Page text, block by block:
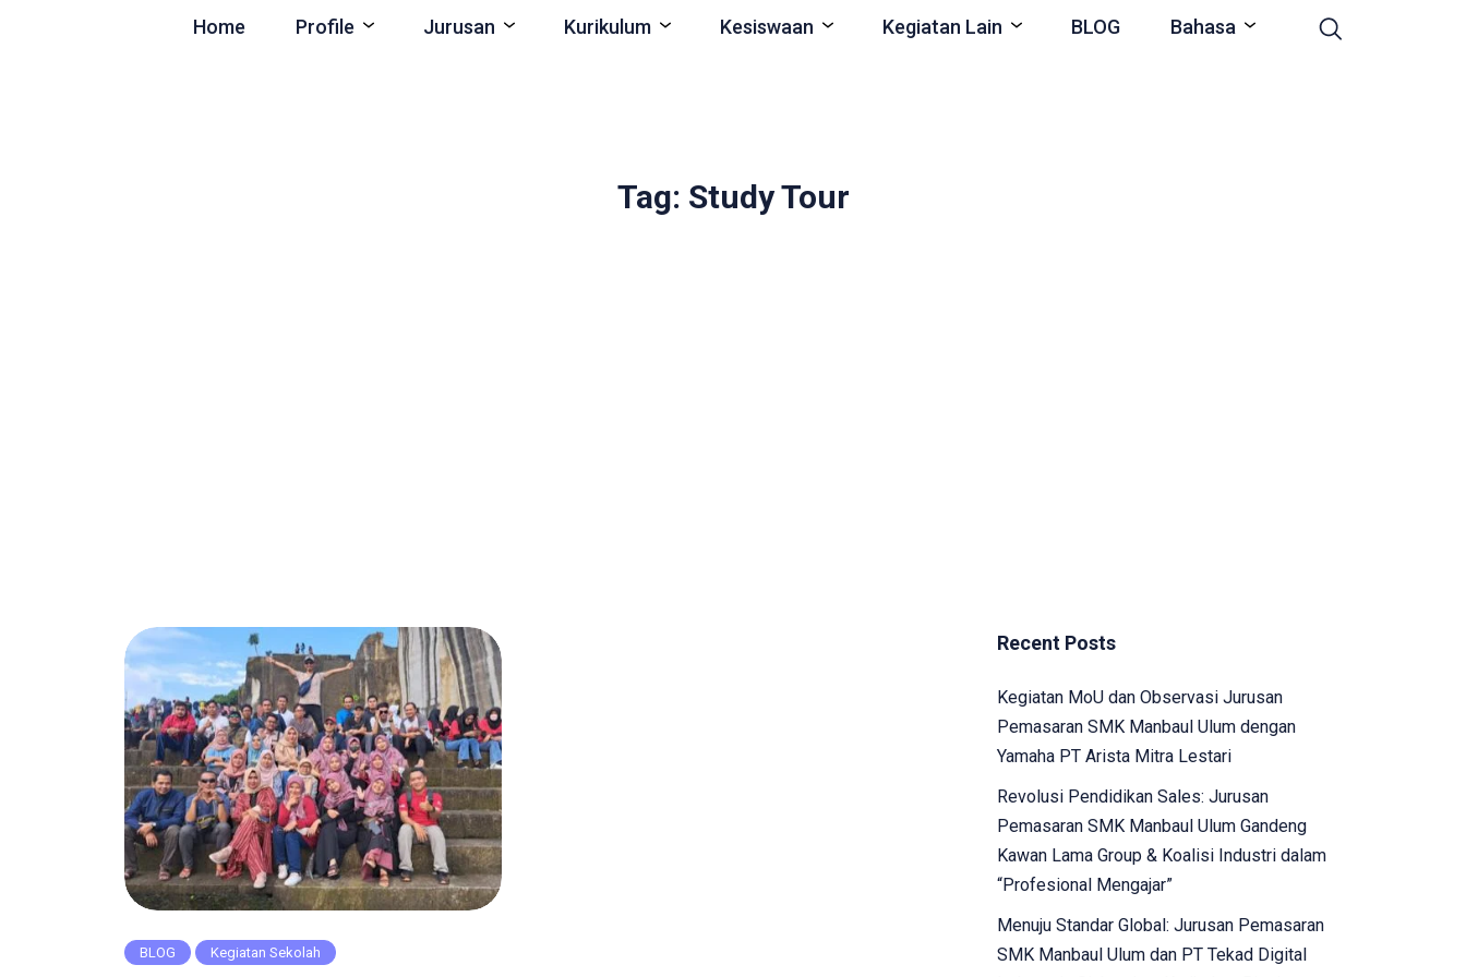
Home Profile Jurusan Kurikulum Kesiswaan Kegiatan Lain BLOG Bahasa
Tag: Study Tour
BLOG Kegiatan Sekolah
Recent Posts
Kegiatan MoU dan Observasi Jurusan
Pemasaran SMK Manbaul Ulum dengan
Yamaha PT Arista Mitra Lestari
Revolusi Pendidikan Sales: Jurusan
Pemasaran SMK Manbaul Ulum Gandeng
Kawan Lama Group & Koalisi Industri dalam
“Profesional Mengajar”
Menuju Standar Global: Jurusan Pemasaran
SMK Manbaul Ulum dan PT Tekad Digital